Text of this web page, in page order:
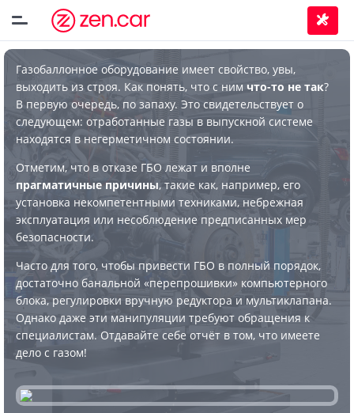
Газобаллонное оборудование имеет свойство, увы,
выходить из строя. Как понять, что с ним что-то не так?
В первую очередь, по запаху. Это свидетельствует о
следующем: отработанные газы в выпускной системе
находятся в негерметичном состоянии.
Отметим, что в отказе ГБО лежат и вполне
прагматичные причины, такие как, например, его
установка некомпетентными техниками, небрежная
эксплуатация или несоблюдение предписанных мер
безопасности.
Часто для того, чтобы привести ГБО в полный порядок,
достаточно банальной «перепрошивки» компьютерного
блока, регулировки вручную редуктора и мультиклапана.
Однако даже эти манипуляции требуют обращения к
специалистам. Отдавайте себе отчёт в том, что имеете
дело с газом!